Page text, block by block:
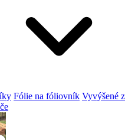
Fólie na fóliovník Vyvýšené